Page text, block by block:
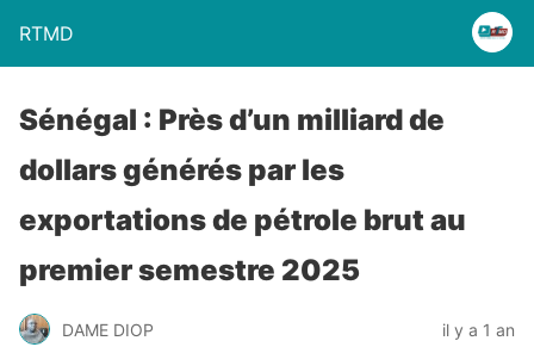
RTMD
Sénégal : Près d’un milliard de
dollars générés par les
exportations de pétrole brut au
premier semestre 2025
DAME DIOP il y a 1 an